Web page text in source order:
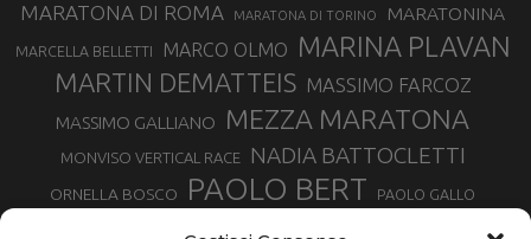
MARATONA DI ROMA MARATONA DI TORINO MARATONINA
MARCELLA BELLETTI MARCO OLMO MARINA PLAVAN
MARTIN DEMATTEIS MASSIMO FARCOZ
MASSIMO GALLIANO MEZZA MARATONA
MONVISO VERTICAL RACE NADIA BATTOCLETTI
ORNELLA BOSCO PAOLO BERT PAOLO GALLO